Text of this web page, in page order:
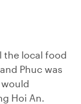
the local food
Phuc was
Hoi An.